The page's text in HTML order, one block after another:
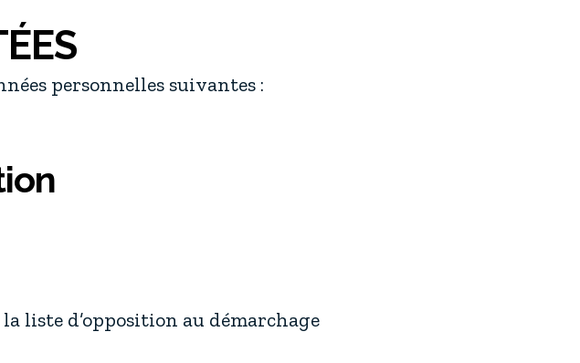
personnelles suivantes :
liste d’opposition au démarchage